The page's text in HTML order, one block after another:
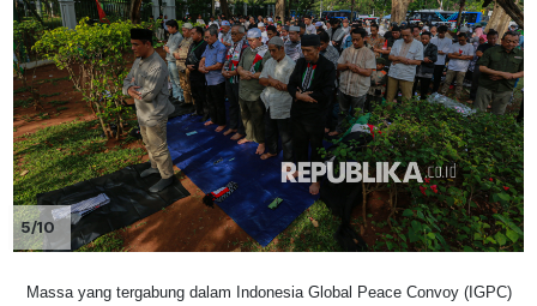
5/10
Massa yang tergabung dalam Indonesia Global Peace Convoy (IGPC)